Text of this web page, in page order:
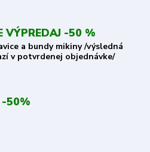
VÝPREDAJ -50 %
a bundy mikiny /výsledná
v potvrdenej objednávke/
-50%